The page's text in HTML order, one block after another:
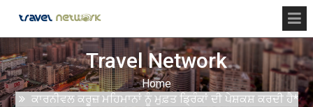
Travel Network
Home
ਕਾਰਨੀਵਲ ਕਰੂਜ਼ ਮਹਿਮਾਨਾਂ ਨੂੰ ਮੁਫ਼ਤ ਡ੍ਰਿੰਕਾਂ ਦੀ ਪੇਸ਼ਕਸ਼ ਕਰਦੀ ਹੈ*